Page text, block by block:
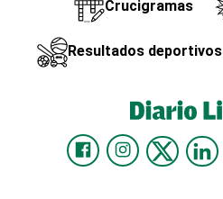
Crucigramas
Resultados deportivos